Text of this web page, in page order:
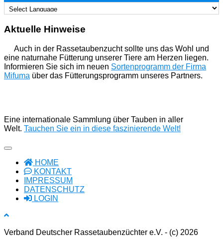
Aktuelle Hinweise
Auch in der Rassetaubenzucht sollte uns das Wohl und
eine naturnahe Fütterung unserer Tiere am Herzen liegen.
Informieren Sie sich im neuen Sortenprogramm der Firma
Mifuma über das Fütterungsprogramm unseres Partners.
Eine internationale Sammlung über Tauben in aller
Welt. Tauchen Sie ein in diese faszinierende Welt!
HOME
KONTAKT
IMPRESSUM
DATENSCHUTZ
LOGIN
Verband Deutscher Rassetaubenzüchter e.V. - (c) 2026